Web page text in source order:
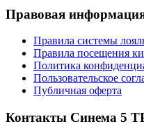
Правовая
Правила системы
Правила посещения
Политика
Пользовательское
Публичная оферта
Контакты Синема 5